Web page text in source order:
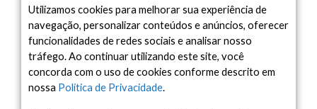
Arquivo
Arquivo
Utilizamos cookies para melhorar sua experiência de
navegação, personalizar conteúdos e anúncios, oferecer
funcionalidades de redes sociais e analisar nosso
tráfego. Ao continuar utilizando este site, você
concorda com o uso de cookies conforme descrito em
nossa Política de Privacidade.